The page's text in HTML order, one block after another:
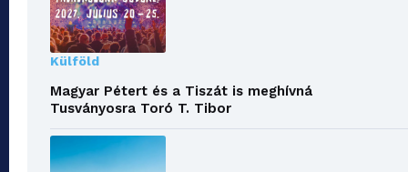
Külföld
Magyar Pétert és a Tiszát is meghívná
Tusványosra Toró T. Tibor